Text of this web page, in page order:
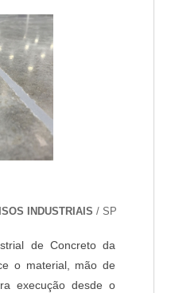
do concreto
possível
de polimento
politrizes de piso e
tratar a superfície
que confere maior
devido ao aumento
na superfície, que
de aditivos
o material mineral
INDUSTRIAIS / SP
de Concreto da
o material, mão de
execução desde o